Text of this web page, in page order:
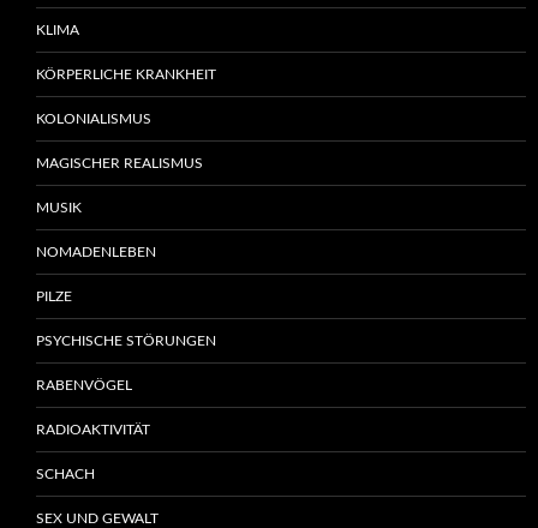
KLIMA
KÖRPERLICHE KRANKHEIT
KOLONIALISMUS
MAGISCHER REALISMUS
MUSIK
NOMADENLEBEN
PILZE
PSYCHISCHE STÖRUNGEN
RABENVÖGEL
RADIOAKTIVITÄT
SCHACH
SEX UND GEWALT